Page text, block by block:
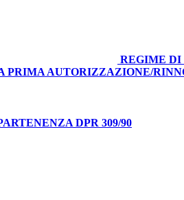
REGIME DI
PRIMA AUTORIZZAZIONE/
DPR 309/90